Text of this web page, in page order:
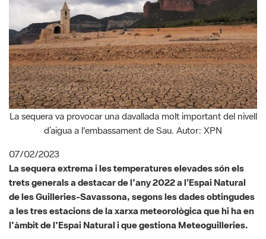
La sequera va provocar una davallada molt important del nivell
d’aigua a l'embassament de Sau. Autor: XPN
07/02/2023
La sequera extrema i les temperatures elevades són els
trets generals a destacar de l'any 2022 a l’Espai Natural
de les Guilleries-Savassona, segons les dades obtingudes
a les tres estacions de la xarxa meteorològica que hi ha en
l'àmbit de l'Espai Natural i que gestiona Meteoguilleries.
L'Espai Natural de les Guilleries-Savassona és l’únic espai
natural protegit a Catalunya que compta amb tres estacions
meteorològiques homologades. Aquestes estacions estan